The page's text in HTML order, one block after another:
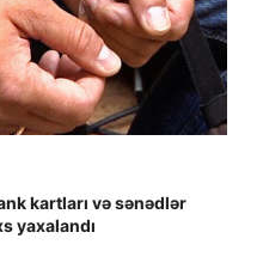
kartları və sənədlər
yaxalandı